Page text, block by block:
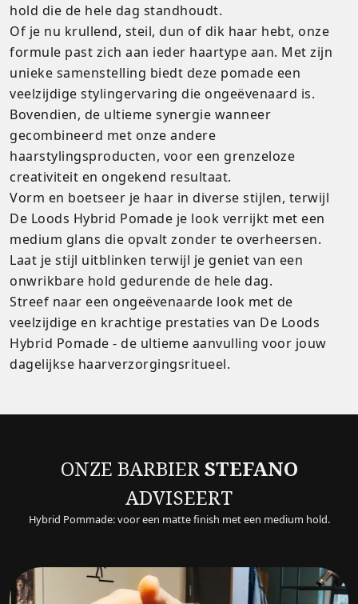
hold die de hele dag standhoudt.
Of je nu krullend, steil, dun of dik haar hebt, onze
formule past zich aan ieder haartype aan. Met zijn
unieke samenstelling biedt deze pomade een
veelzijdige stylingervaring die ongeëvenaard is.
Bovendien, de ultieme synergie wanneer
gecombineerd met onze andere
haarstylingsproducten, voor een grenzeloze
creativiteit en ongekend resultaat.
Vorm en boetseer je haar in diverse stijlen, terwijl
De Loods Hybrid Pomade je look verrijkt met een
medium glans die opvalt zonder te overheersen.
Laat je stijl uitblinken terwijl je geniet van een
onwrikbare hold gedurende de hele dag.
Streef naar een ongeëvenaarde look met de
veelzijdige en krachtige prestaties van De Loods
Hybrid Pomade - de ultieme aanvulling voor jouw
dagelijkse haarverzorgingsritueel.
ONZE BARBIERSTEFANO
ADVISEERT
Hybrid Pommade: voor een matte finish met een medium hold.